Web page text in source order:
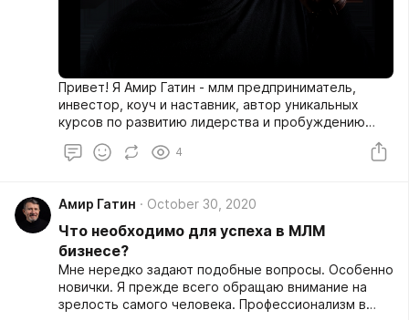
Привет! Я Амир Гатин - млм предприниматель,
инвестор, коуч и наставник, автор уникальных
курсов по развитию лидерства и пробуждению
4
Амир Гатин October 30, 2020
Что необходимо для успеха в МЛМ
бизнесе?
Мне нередко задают подобные вопросы. Особенно
новички. Я прежде всего обращаю внимание на
зрелость самого человека. Профессионализм в